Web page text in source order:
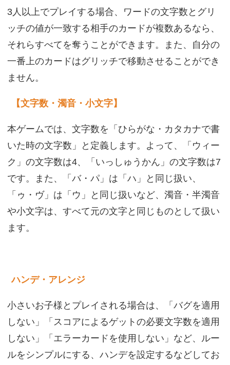
3人以上でプレイする場合、ワードの文字数とグリ
ッチの値が一致する相手のカードが複数あるなら、
それらすべてを奪うことができます。また、自分の
一番上のカードはグリッチで移動させることができ
ません。
【文字数・濁音・小文字】
本ゲームでは、文字数を「ひらがな・カタカナで書
いた時の文字数」と定義します。よって、「ウィー
ク」の文字数は4、「いっしゅうかん」の文字数は7
です。また、「バ・パ」は「ハ」と同じ扱い、
「ゥ・ヴ」は「ウ」と同じ扱いなど、濁音・半濁音
や小文字は、すべて元の文字と同じものとして扱い
ます。
ハンデ・アレンジ
小さいお子様とプレイされる場合は、「バグを適用
しない」「スコアによるゲットの必要文字数を適用
しない」「エラーカードを使用しない」など、ルー
ルをシンプルにする、ハンデを設定するなどしてお